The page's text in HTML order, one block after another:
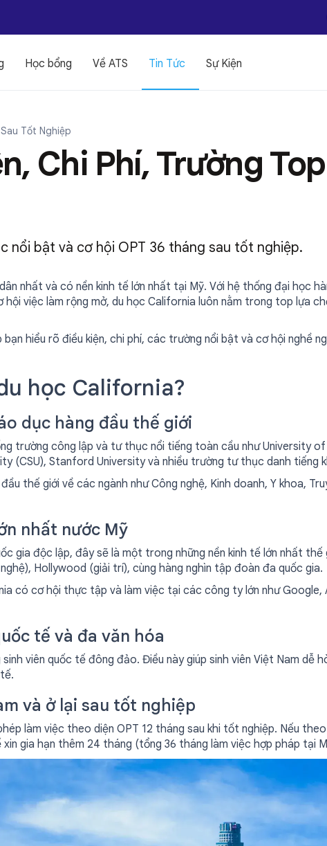
Học bổng Về ATS Tin Tức Sự Kiện
Tốt Nghiệp
Chi Phí, Trường
nổi bật và cơ hội OPT 36 tháng sau tốt nghiệp.
nhất và có nền kinh tế lớn nhất tại Mỹ. Với hệ thống đại học
việc làm rộng mở, du học California luôn nằm trong top lựa
hiểu rõ điều kiện, chi phí, các trường nổi bật và cơ hội nghề
học California?
dục hàng đầu thế giới
trường công lập và tư thục nổi tiếng toàn cầu như University of
(CSU), Stanford University và nhiều trường tư thục danh tiếng
thế giới về các ngành như Công nghệ, Kinh doanh, Y khoa,
nhất nước Mỹ
gia độc lập, đây sẽ là một trong những nền kinh tế lớn nhất thế
Hollywood (giải trí), cùng hàng nghìn tập đoàn đa quốc gia.
có cơ hội thực tập và làm việc tại các công ty lớn như Google,
tế và đa văn hóa
viên quốc tế đông đảo. Điều này giúp sinh viên Việt Nam dễ
và ở lại sau tốt nghiệp
làm việc theo diện OPT 12 tháng sau khi tốt nghiệp. Nếu
gia hạn thêm 24 tháng (tổng 36 tháng làm việc hợp pháp tại